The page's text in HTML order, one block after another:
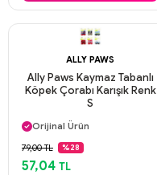
ALLY PAWS
Ally Paws Kaymaz Tabanlı
Köpek Çorabı Karışık Renk
S
Aynı Gün Kargo
Orijinal Ürün
Güvenli Ödeme
Aynı Gün Kargo
79,00 TL %28
57,04 TL